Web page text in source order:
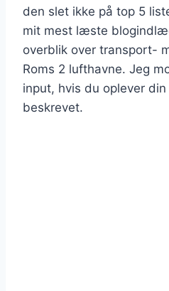
den slet ikke på top 5
mit mest læste
overblik over transport-
Roms 2 lufthavne. Jeg
input, hvis du oplever
beskrevet.